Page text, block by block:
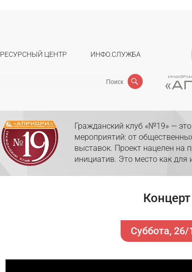
РЕСУРСНЫЙ ЦЕНТР ИНФО.СЛУЖБА
Поиск
Гражданский клуб «№19» —
мероприятий: от
выставок. Проект нацелен на
инициатив. Это место как для
Суббота,